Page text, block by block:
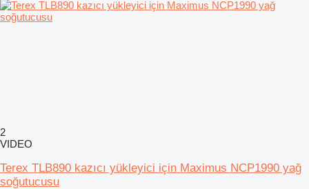
2
VIDEO
Terex TLB890 kazıcı yükleyici için Maximus NCP1990 yağ
soğutucusu